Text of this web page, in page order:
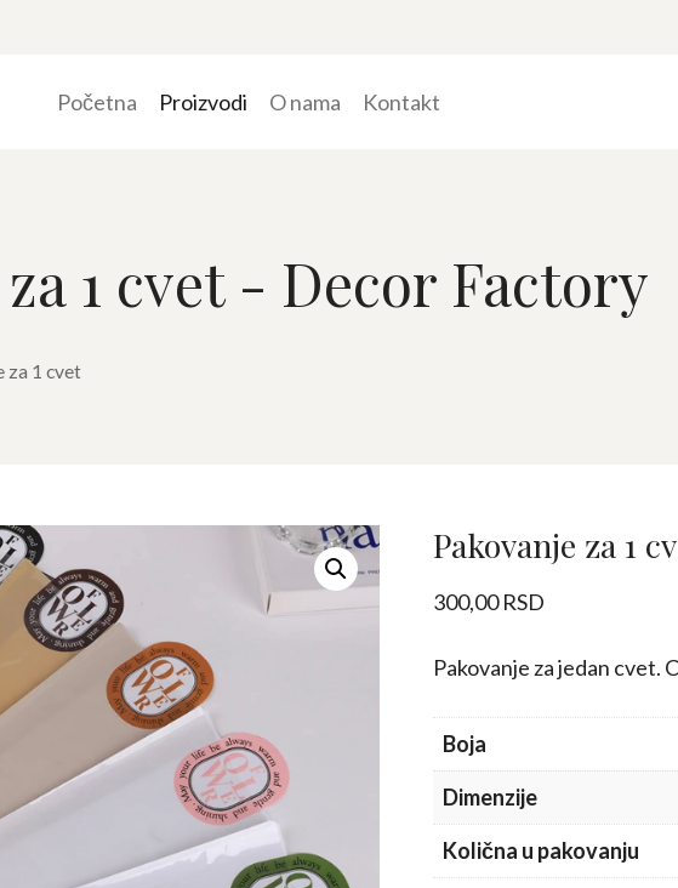
Početna Proizvodi O nama Kontakt
1 cvet - Decor Factory
za 1 cvet
Pakovanje za 1
300,00RSD
Pakovanje za jedan cvet.
Boja
Dimenzije
Količna u pakovanju